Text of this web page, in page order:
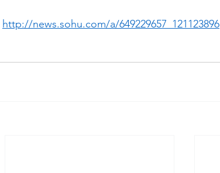
http://news.sohu.com/a/649229657_121123896